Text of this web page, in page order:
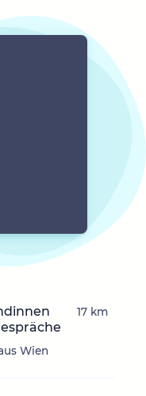
Wien
17 km